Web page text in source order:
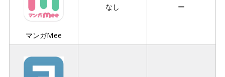
マンガMee
なし ー